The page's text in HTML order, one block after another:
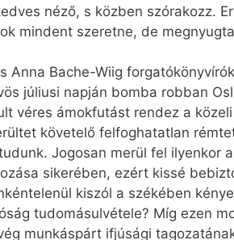
néző, s közben szórakozz.
mindent szeretne, de
Anna Bache-Wiig
júliusi napján bomba robban
véres ámokfutást rendez a
követelő felfoghatatlan
Jogosan merül fel ilyenkor
sikerében, ezért kissé
kiszól a székében
tudomásulvétele? Míg ezen
munkáspárt ifjúsági